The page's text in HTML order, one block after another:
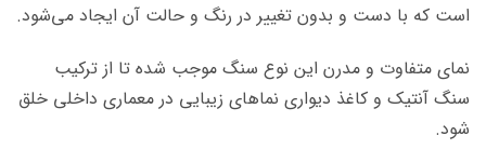
است که با دست و بدون تغییر در رنگ و حالت آن ایجاد می‌شود.
نمای متفاوت و مدرن این نوع سنگ موجب شده تا از ترکیب
سنگ آنتیک و کاغذ دیواری نماهای زیبایی در معماری داخلی خلق
شود.